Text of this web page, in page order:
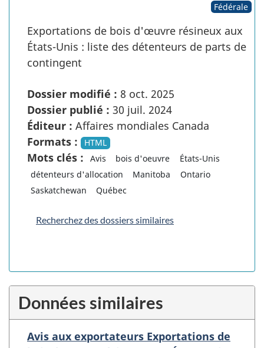
Fédérale
Exportations de bois d'œuvre résineux aux
États-Unis : liste des détenteurs de parts de
contingent
Dossier modifié : 8 oct. 2025
Dossier publié : 30 juil. 2024
Éditeur : Affaires mondiales Canada
Formats :
HTML
Mots clés : Avis bois d'oeuvre
États-Unis
détenteurs d'allocation
Manitoba
Ontario
Saskatchewan
Québec
Recherchez des dossiers similaires
Données similaires
Avis aux exportateurs Exportations de